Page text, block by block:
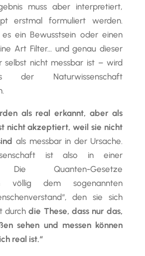
muss aber interpretiert,
erstmal formuliert werden.
ein Bewusstsein oder einen
Art Filter… und genau dieser
selbst nicht messbar ist – wird
der Naturwissenschaft
als real erkannt, aber als
nicht akzeptiert, weil sie nicht
als messbar in der Ursache.
ist also in einer
Die Quanten-Gesetze
völlig dem sogenannten
den sie sich
durchdie These, dass nur das,
sehen und messen können
real ist.“